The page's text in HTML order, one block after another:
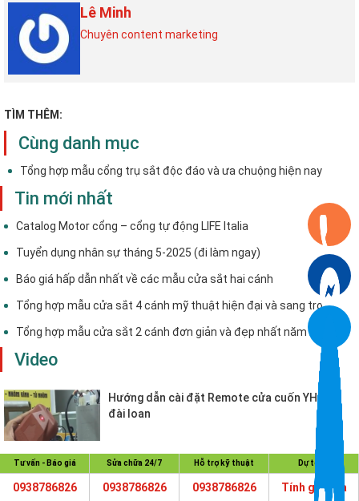
Lê Minh
Chuyên content marketing
TÌM THÊM:
Cùng danh mục
Tổng hợp mẫu cổng trụ sắt độc đáo và ưa chuộng hiện nay
Tin mới nhất
Catalog Motor cổng – cổng tự động LIFE Italia
Tuyển dụng nhân sự tháng 5-2025 (đi làm ngay)
Báo giá hấp dẫn nhất về các mẫu cửa sắt hai cánh
Tổng hợp mẫu cửa sắt 4 cánh mỹ thuật hiện đại và sang trọng
Tổng hợp mẫu cửa sắt 2 cánh đơn giản và đẹp nhất năm 2025
Video
Hướng dẫn cài đặt Remote cửa cuốn YH 121
đài loan
Hướng dẫn lắp đặt cửa cuốn khe
thoáng
Tư vấn - Báo giá
0938786826
Sửa chữa 24/7
0938786826
Hỗ trợ kỹ thuật
0938786826
Dự toán
Tính giá cửa